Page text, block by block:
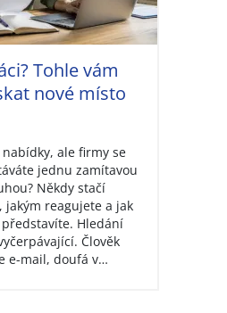
Tohle vám
nové místo
ale firmy se
jednu zamítavou
Někdy stačí
jakým reagujete a jak
Hledání
Člověk
e-mail, doufá v…